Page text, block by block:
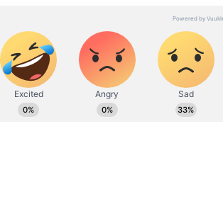
ಆದರೆ ಈ ಡಿಶ್‌ವಾಶರ್ ಕಡಿಮೆ ನೀರಿನಲ್ಲಿ
ಬಳಕೆಯೂ ಕಡಿಮೆಯಾಗುತ್ತದೆ. ಅಧಿಕ